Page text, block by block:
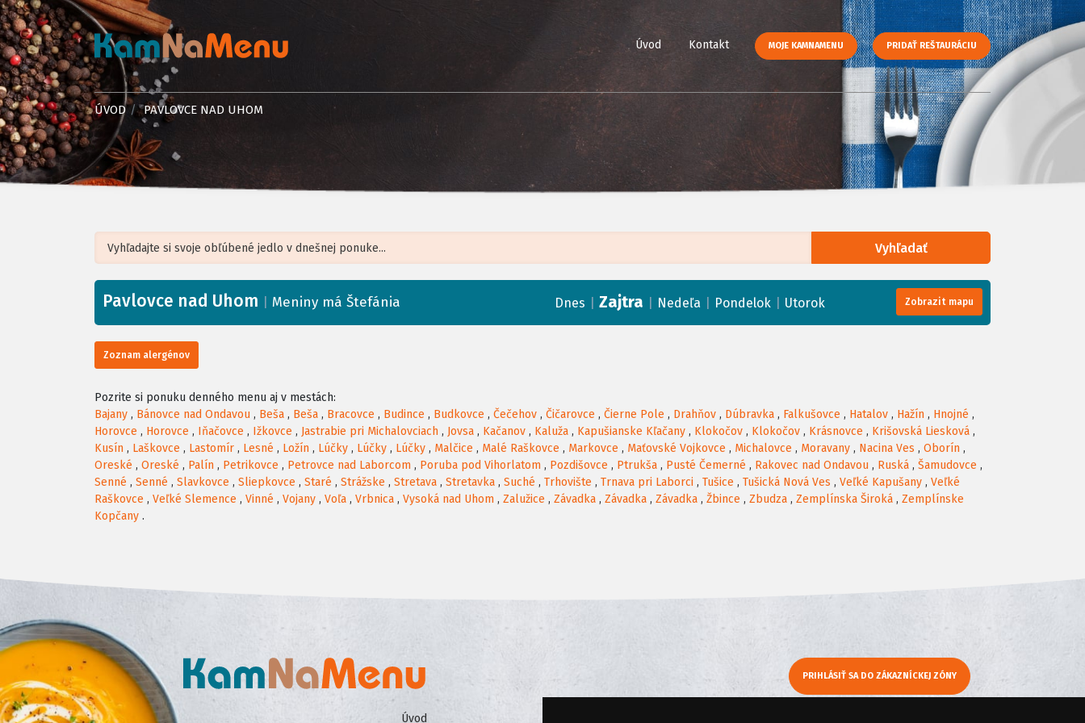
Úvod Kontakt MOJE KAMNAMENU PRIDAŤ REŠTAURÁCIU
ÚVOD PAVLOVCE NAD UHOM
Vyhľadať
+
−
Pavlovce nad Uhom Meniny má Štefánia Dnes Zajtra Nedeľa Pondelok Utorok Zobrazit mapu
Zoznam alergénov
Pozrite si ponuku denného menu aj v mestách:
Bajany , Bánovce nad Ondavou , Beša , Beša , Bracovce , Budince , Budkovce , Čečehov , Čičarovce , Čierne Pole , Drahňov , Dúbravka , Falkušovce , Hatalov , Hažín , Hnojné ,
Horovce , Horovce , Iňačovce , Ižkovce , Jastrabie pri Michalovciach , Jovsa , Kačanov , Kaluža , Kapušianske Kľačany , Klokočov , Klokočov , Krásnovce , Krišovská Liesková ,
Kusín , Laškovce , Lastomír , Lesné , Ložín , Lúčky , Lúčky , Lúčky , Malčice , Malé Raškovce , Markovce , Maťovské Vojkovce , Michalovce , Moravany , Nacina Ves , Oborín ,
Oreské , Oreské , Palín , Petrikovce , Petrovce nad Laborcom , Poruba pod Vihorlatom , Pozdišovce , Ptrukša , Pusté Čemerné , Rakovec nad Ondavou , Ruská , Šamudovce ,
Senné , Senné , Slavkovce , Sliepkovce , Staré , Strážske , Stretava , Stretavka , Suché , Trhovište , Trnava pri Laborci , Tušice , Tušická Nová Ves , Veľké Kapušany , Veľké
Raškovce , Veľké Slemence , Vinné , Vojany , Voľa , Vrbnica , Vysoká nad Uhom , Zalužice , Závadka , Závadka , Závadka , Žbince , Zbudza , Zemplínska Široká , Zemplínske
Kopčany .
PRIHLÁSIŤ SA DO ZÁKAZNÍCKEJ ZÓNY
Úvod